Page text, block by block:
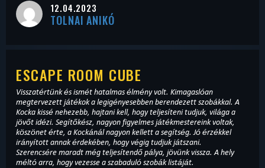
12.04.2023
TOLNAI ANIKÓ
ESCAPE ROOM CUBE
Visszatértünk és ismét hatalmas élmény volt. Kimagaslóan
megtervezett játékok a legigényesebben berendezett szobákkal. A
Kocka kissé nehezebb, hajtani kell, hogy teljesíteni tudjuk, világa a
jövőt idézi. Segítőkész, nagyon figyelmes játékmestereink voltak,
köszönet érte, a Kockánál nagyon kellett a segítség. Jó érzékkel
irányított annak érdekében, hogy végig tudjuk játszani.
Szerencsére maradt még teljesítendő pálya, jövünk vissza. A hely
méltó arra, hogy vezesse a szabaduló szobák listáját.